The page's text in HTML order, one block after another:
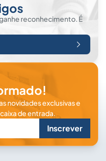
reconhecimento. É
novidades exclusivas e
de entrada.
Inscrever